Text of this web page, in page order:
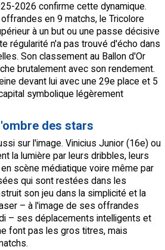
2026 confirme cette dynamique.
en 9 matchs, le Tricolore
à un but ou une passe décisive
régularité n'a pas trouvé d'écho dans
Son classement au Ballon d'Or
brutalement avec son rendement.
devant lui avec une 29e place et 5
symbolique légèrement
des stars
sur l'image. Vinicius Junior (16e) ou
la lumière par leurs dribbles, leurs
scène médiatique voire même par
qui sont restées dans les
son jeu dans la simplicité et la
– à l'image de ses offrandes
– ses déplacements intelligents et
font pas les gros titres, mais